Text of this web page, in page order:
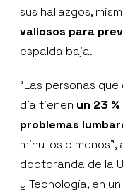
sus hallazgos,
valiosos para
espalda baja.
“Las personas
día tienen un 23
problemas
minutos o menos”,
doctoranda de la
y Tecnología, en